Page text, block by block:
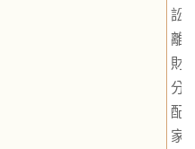
訟
離
財
分
配
家